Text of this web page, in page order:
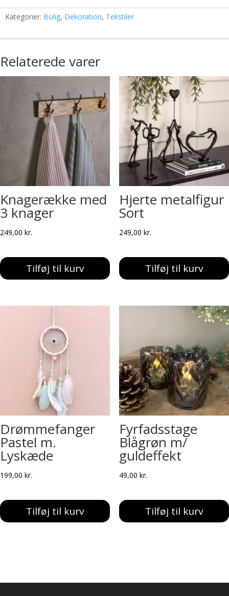
Kategorier: Bolig, Dekoration, Tekstiler
Relaterede varer
Knagerække med
3 knager
249,00 kr.
Tilføj til kurv
Hjerte metalfigur
Sort
249,00 kr.
Tilføj til kurv
Drømmefanger
Pastel m.
Lyskæde
199,00 kr.
Tilføj til kurv
Fyrfadsstage
Blågrøn m/
guldeffekt
49,00 kr.
Tilføj til kurv